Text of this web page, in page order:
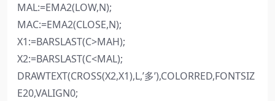
MAL:=EMA2(LOW,N);
MAC:=EMA2(CLOSE,N);
X1:=BARSLAST(C>MAH);
X2:=BARSLAST(C<MAL);
DRAWTEXT(CROSS(X2,X1),L,’多’),COLORRED,FONTSIZ
E20,VALIGN0;